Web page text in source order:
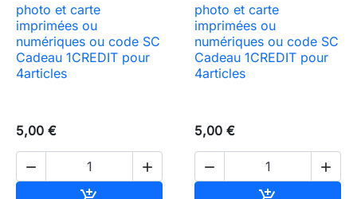
photo et carte
imprimées ou
numériques ou code SC
Cadeau 1CREDIT pour
4articles
5,00 €
 
photo et carte
imprimées ou
numériques ou code SC
Cadeau 1CREDIT pour
4articles
5,00 €
 